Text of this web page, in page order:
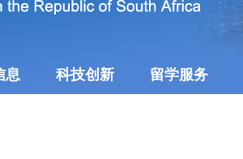
息 科技创新 留学服务